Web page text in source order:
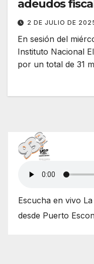
adeudos
2 DE JULIO DE
En sesión del
Instituto Nacional
por un total de 31
Escucha en vivo
desde Puerto